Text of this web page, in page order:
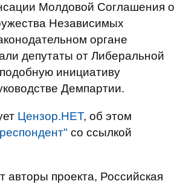
Молдовой Соглашения о
Независимых
органе
депутаты от Либеральной
инициативу
Демпартии.
Цензор.НЕТ, об этом
со ссылкой
авторы проекта, Российская